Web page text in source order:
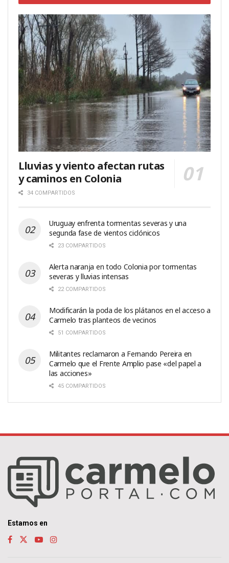
Lluvias y viento afectan rutas
y caminos en Colonia
34 COMPARTIDOS
Uruguay enfrenta tormentas severas y una
segunda fase de vientos ciclónicos
23 COMPARTIDOS
Alerta naranja en todo Colonia por tormentas
severas y lluvias intensas
22 COMPARTIDOS
Modificarán la poda de los plátanos en el acceso a
Carmelo tras planteos de vecinos
51 COMPARTIDOS
Militantes reclamaron a Fernando Pereira en
Carmelo que el Frente Amplio pase «del papel a
las acciones»
45 COMPARTIDOS
Estamos en